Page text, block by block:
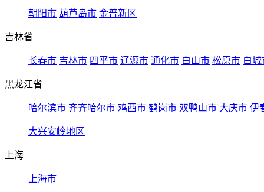
朝阳市 葫芦岛市 金普新区
吉林省
长春市 吉林市 四平市 辽源市 通化市 白山市 松原市 白城
黑龙江省
哈尔滨市 齐齐哈尔市 鸡西市 鹤岗市 双鸭山市 大庆市 伊
大兴安岭地区
上海
上海市